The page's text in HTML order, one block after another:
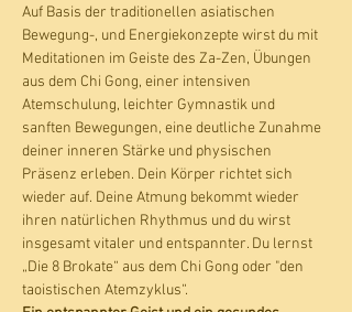
Auf Basis der traditionellen asiatischen
Bewegung-, und Energiekonzepte wirst du mit
Meditationen im Geiste des Za-Zen, Übungen
aus dem Chi Gong, einer intensiven
Atemschulung, leichter Gymnastik und
sanften Bewegungen, eine deutliche Zunahme
deiner inneren Stärke und physischen
Präsenz erleben. Dein Körper richtet sich
wieder auf. Deine Atmung bekommt wieder
ihren natürlichen Rhythmus und du wirst
insgesamt vitaler und entspannter. Du lernst
„Die 8 Brokate“ aus dem Chi Gong oder "den
taoistischen Atemzyklus“.